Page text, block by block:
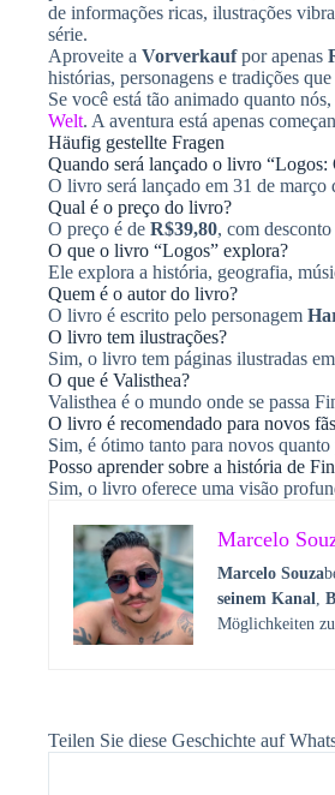
de informações ricas, ilustrações
série.
Aproveite a Vorverkaufpor apenas
histórias, personagens e tradições
Se você está tão animado quanto
Welt. A aventura está apenas
Häufig gestellte Fragen
Quando será lançado o livro
O livro será lançado em 31 de março
Qual é o preço do livro?
O preço é de R$39,80, com desconto
O que o livro “Logos” explora?
Ele explora a história, geografia,
Quem é o autor do livro?
O livro é escrito pelo personagem
O livro tem ilustrações?
Sim, o livro tem páginas ilustradas
O que é Valisthea?
Valisthea é o mundo onde se passa
O livro é recomendado para novos
Sim, é ótimo tanto para novos quanto
Posso aprender sobre a história de
Sim, o livro oferece uma visão
Marcelo
Marcelo Souza
seinem Kanal,
Möglichkeiten
Teilen Sie diese Geschichte auf